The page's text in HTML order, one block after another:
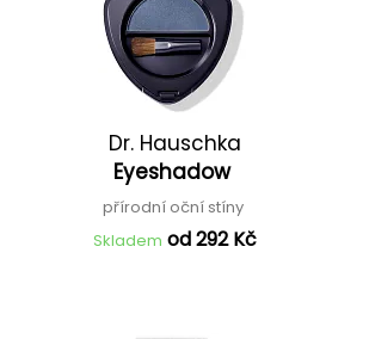
Dr. Hauschka
Eyeshadow
přírodní oční stíny
Skladem od 292 Kč